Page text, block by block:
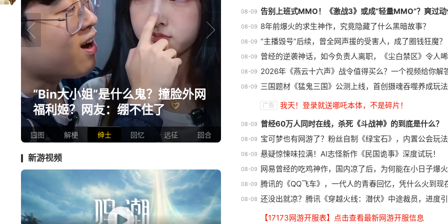
绅士日报：国游泳装皮涩度拉爆
了！大雷熟女上演蒙眼play
巅峰在线150万人的横版网游，
如今带着怀旧服又杀回来了！
囧图 解梗 绅士 回忆 远征 回合
新游视频
08-09 告别上班式MMO！《激战3》或成“轻量MMO”？爽过
08-09 8年前爆火的求生神作，究竟隐藏了什么黑暗故事？
08-09 “主播毁号”后续，曾全网声援的受害人，成了圈钱狂魔？
08-09 曾经的逆袭神话，如今负责人离职，《尘白禁区》令人
08-09 2026年《燕云十六声》战令值得买么？一个视频给你解
08-09 三国题材《猛鬼三国》公测上线，首创摄魂吞噬养成玩法
广告 我天！登录就送哪吒本体，不是碎片！
08-09 曾经60万人同时在线，杀死《斗战神》的到底是什么？
08-09 宝可梦也有网游了？粉丝自制《绿宝石》，内置公会玩法
08-09 悬疑惊悚味拉满！AI志怪新作《民国诡事》深度试玩！
08-09 网易曾经的吃鸡神作，国内凉了后，为何能在小日子爆
08-09 腾讯的《QQ飞车》，一代人的青春回忆，凭什么火到现
08-08 还没出就凉？腾讯《穿越火线：潜伏》中途裁员，进度
【17173网游开服表】点击查看最新网游开服信息